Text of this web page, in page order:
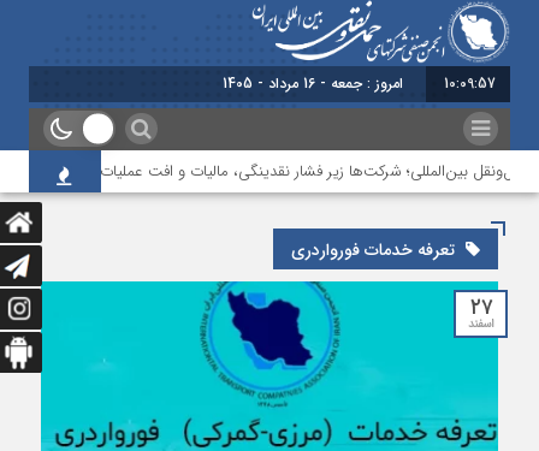
10:09:57 امروز : جمعه - 16 مرداد - 1405
بین‌المللی؛ شرکت‌ها زیر فشار نقدینگی، مالیات و افت عملیات
تعرفه خدمات فورواردری
۲۷
اسفند